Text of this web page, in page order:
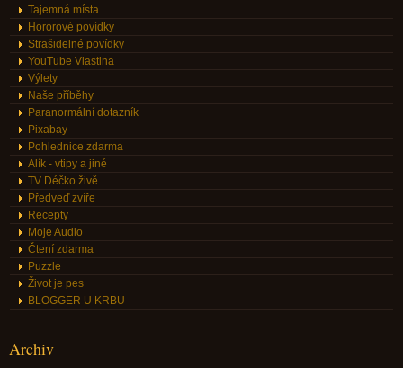
Tajemná místa
Hororové povídky
Strašidelné povídky
YouTube Vlastina
Výlety
Naše příběhy
Paranormální dotazník
Pixabay
Pohlednice zdarma
Alík - vtipy a jiné
TV Déčko živě
Předveď zvíře
Recepty
Moje Audio
Čtení zdarma
Puzzle
Život je pes
BLOGGER U KRBU
Archiv